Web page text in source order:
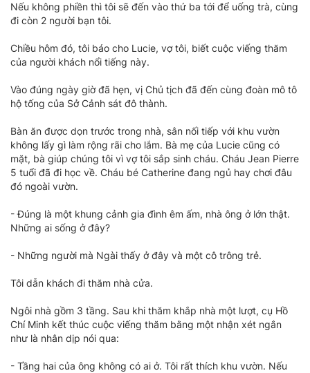
Nếu không phiền thì tôi sẽ đến vào thứ ba tới để uống trà, cùng
đi còn 2 người bạn tôi.
Chiều hôm đó, tôi báo cho Lucie, vợ tôi, biết cuộc viếng thăm
của người khách nổi tiếng này.
Vào đúng ngày giờ đã hẹn, vị Chủ tịch đã đến cùng đoàn mô tô
hộ tống của Sở Cảnh sát đô thành.
Bàn ăn được dọn trước trong nhà, sân nối tiếp với khu vườn
không lấy gì làm rộng rãi cho lắm. Bà mẹ của Lucie cũng có
mặt, bà giúp chúng tôi vì vợ tôi sắp sinh cháu. Cháu Jean Pierre
5 tuổi đã đi học về. Cháu bé Catherine đang ngủ hay chơi đâu
đó ngoài vườn.
- Đúng là một khung cảnh gia đình êm ấm, nhà ông ở lớn thật.
Những ai sống ở đây?
- Những người mà Ngài thấy ở đây và một cô trông trẻ.
Tôi dẫn khách đi thăm nhà cửa.
Ngôi nhà gồm 3 tầng. Sau khi thăm khắp nhà một lượt, cụ Hồ
Chí Minh kết thúc cuộc viếng thăm bằng một nhận xét ngắn
như là nhân dịp nói qua:
- Tầng hai của ông không có ai ở. Tôi rất thích khu vườn. Nếu